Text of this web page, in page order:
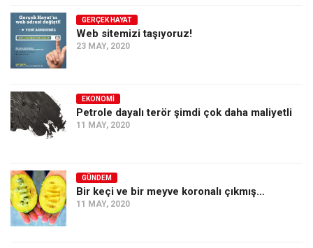
Sağlık
Gıda-Beslenme
Türkiye
Siyaset
Dünya
Asya
GERÇEK HAYAT
Web sitemizi taşıyoruz!
23 MAY, 2020
EKONOMI
Petrole dayalı terör şimdi çok daha maliyetli
11 MAY, 2020
GÜNDEM
Bir keçi ve bir meyve koronalı çıkmış…
11 MAY, 2020